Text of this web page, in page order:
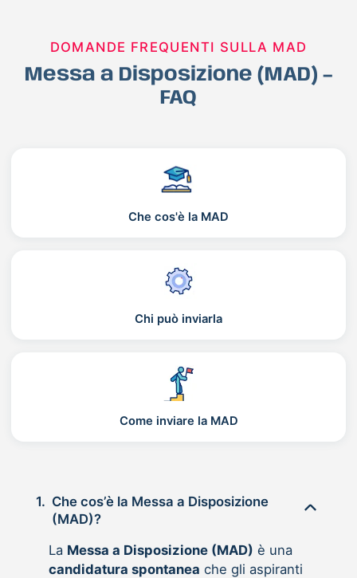
DOMANDE FREQUENTI SULLA MAD
Messa a Disposizione (MAD) –
FAQ
Che cos'è la MAD
Chi può inviarla
Come inviare la MAD
1. Che cos’è la Messa a Disposizione
(MAD)?
La Messa a Disposizione (MAD) è una
candidatura spontanea che gli aspiranti